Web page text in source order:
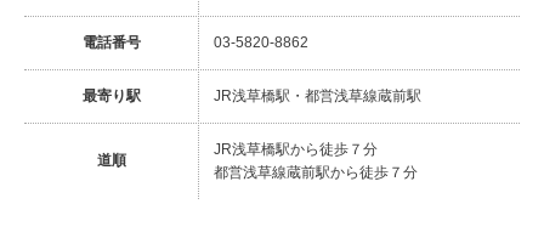
電話番号 03-5820-8862
最寄り駅 JR浅草橋駅・都営浅草線蔵前駅
道順
JR浅草橋駅から徒歩７分
都営浅草線蔵前駅から徒歩７分